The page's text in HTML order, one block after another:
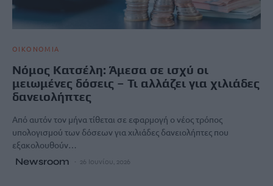
ΟΙΚΟΝΟΜΙΑ
Νόμος Κατσέλη: Άμεσα σε ισχύ οι
μειωμένες δόσεις – Τι αλλάζει για χιλιάδες
δανειολήπτες
Από αυτόν τον μήνα τίθεται σε εφαρμογή ο νέος τρόπος
υπολογισμού των δόσεων για χιλιάδες δανειολήπτες που
εξακολουθούν…
Newsroom 26 Ιουνίου, 2026